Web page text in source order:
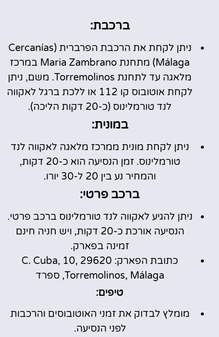
ברכבת:
ניתן לקחת את הרכבת הפרברית (Cercanías
Málaga) מתחנת Maria Zambrano במרכז
מלאגה עד לתחנת Torremolinos. משם, ניתן
לקחת אוטובוס קו 112 או ללכת ברגל לאקווה
לנד טורמלינוס (כ-20 דקות הליכה).
במונית:
ניתן לקחת מונית ממרכז מלאגה לאקווה לנד
טורמלינוס. זמן הנסיעה הוא כ-20 דקות,
והמחיר נע בין 20 ל-30 יורו.
ברכב פרטי:
ניתן להגיע לאקווה לנד טורמלינוס ברכב פרטי.
הנסיעה אורכת כ-20 דקות, ויש חניה חינם
זמינה בפארק.
כתובת הפארק: C. Cuba, 10, 29620
Torremolinos, Málaga, ספרד
טיפים:
מומלץ לבדוק את זמני האוטובוסים והרכבות
לפני הנסיעה.